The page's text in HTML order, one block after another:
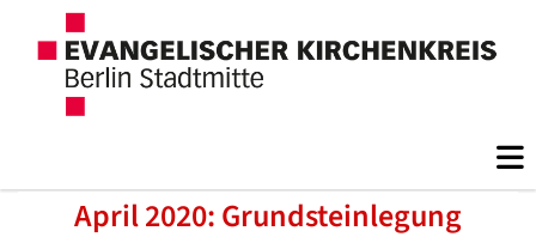
April 2020: Grundsteinlegung